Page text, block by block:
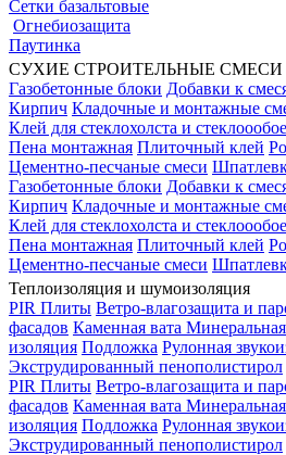
Сетки базальтовые
Огнебиозащита
Паутинка
СУХИЕ СТРОИТЕЛЬНЫЕ СМЕСИ
Газобетонные блоки Добавки к
Кирпич Кладочные и монтажные
Клей для стеклохолста и
Пена монтажная Плиточный клей
Цементно-песчаные смеси
Газобетонные блоки Добавки к
Кирпич Кладочные и монтажные
Клей для стеклохолста и
Пена монтажная Плиточный клей
Цементно-песчаные смеси
Теплоизоляция и шумоизоляция
PIR Плиты Ветро-влагозащита и
фасадов Каменная вата Минеральная
изоляция Подложка Рулонная
Экструдированный пенополистирол
PIR Плиты Ветро-влагозащита и
фасадов Каменная вата Минеральная
изоляция Подложка Рулонная
Экструдированный пенополистирол